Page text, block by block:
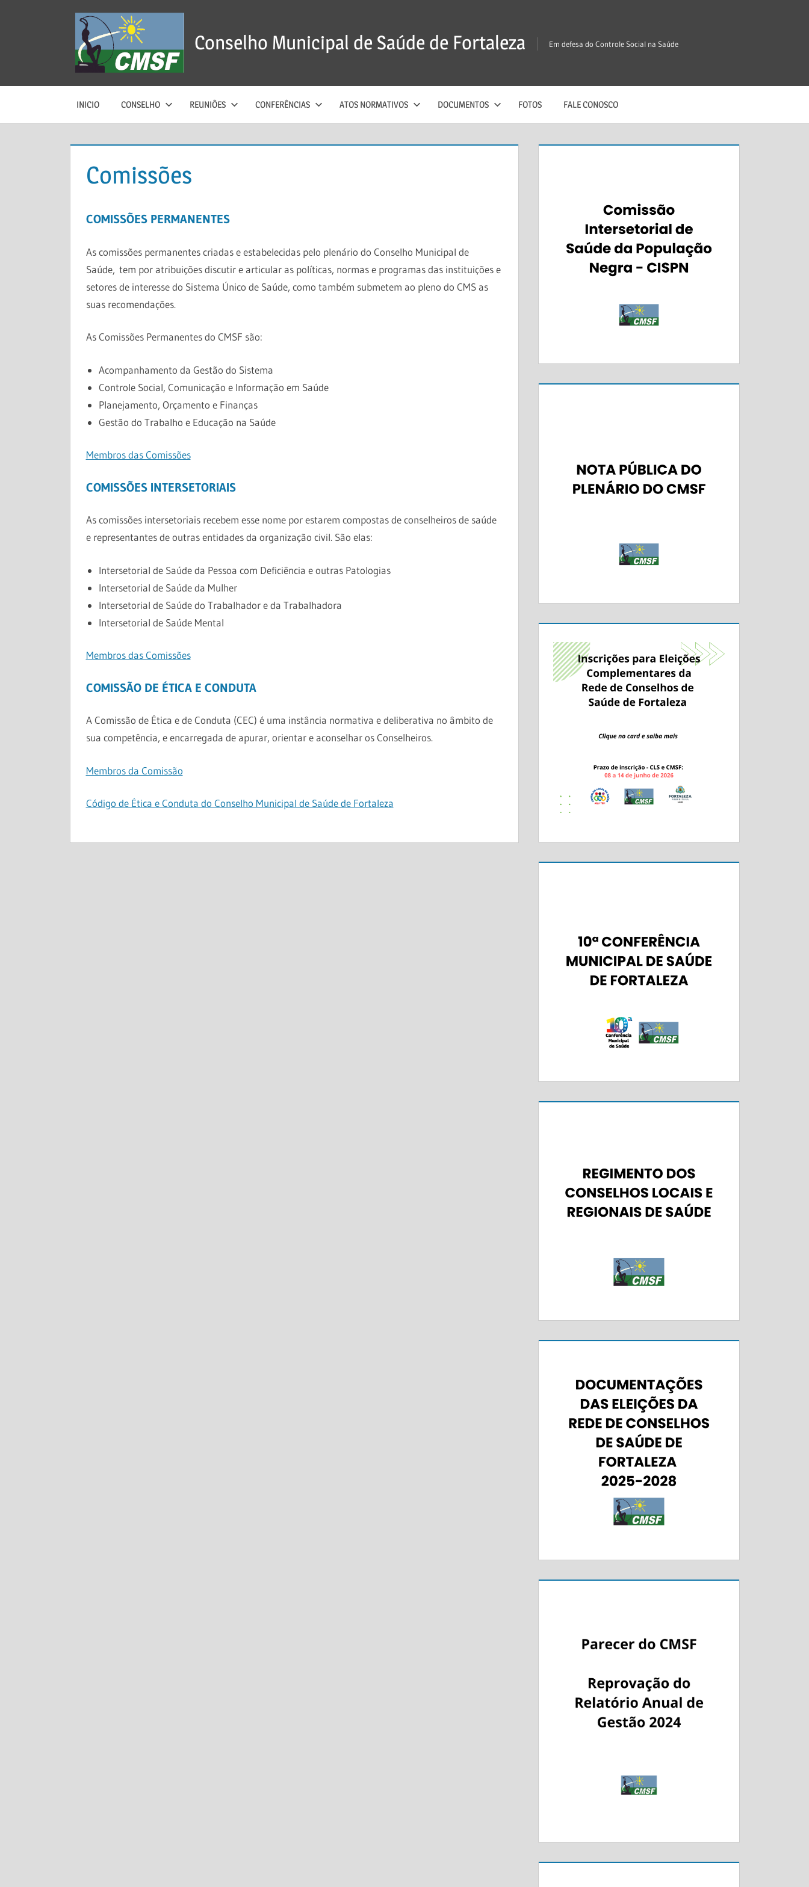
Conselho Municipal de Saúde de Fortaleza Em defesa do Controle Social na Saúde
INICIO CONSELHO REUNIÕES CONFERÊNCIAS ATOS NORMATIVOS DOCUMENTOS FOTOS FALE CONOSCO
Comissões
COMISSÕES PERMANENTES
As comissões permanentes criadas e estabelecidas pelo plenário do Conselho Municipal de
Saúde, tem por atribuições discutir e articular as políticas, normas e programas das instituições e
setores de interesse do Sistema Único de Saúde, como também submetem ao pleno do CMS as
suas recomendações.
As Comissões Permanentes do CMSF são:
Acompanhamento da Gestão do Sistema
Controle Social, Comunicação e Informação em Saúde
Planejamento, Orçamento e Finanças
Gestão do Trabalho e Educação na Saúde
Membros das Comissões
COMISSÕES INTERSETORIAIS
As comissões intersetoriais recebem esse nome por estarem compostas de conselheiros de saúde
e representantes de outras entidades da organização civil. São elas:
Intersetorial de Saúde da Pessoa com Deficiência e outras Patologias
Intersetorial de Saúde da Mulher
Intersetorial de Saúde do Trabalhador e da Trabalhadora
Intersetorial de Saúde Mental
Membros das Comissões
COMISSÃO DE ÉTICA E CONDUTA
A Comissão de Ética e de Conduta (CEC) é uma instância normativa e deliberativa no âmbito de
sua competência, e encarregada de apurar, orientar e aconselhar os Conselheiros.
Membros da Comissão
Código de Ética e Conduta do Conselho Municipal de Saúde de Fortaleza